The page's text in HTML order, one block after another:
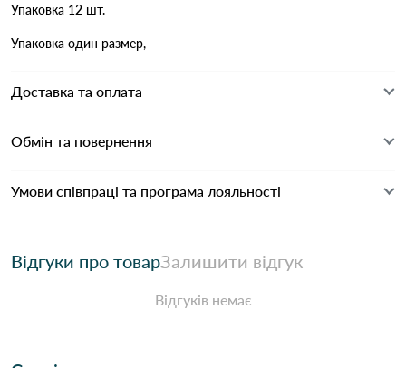
Упаковка 12 шт.
Упаковка один размер,
Доставка та оплата
Обмін та повернення
Умови співпраці та програма лояльності
Відгуки про товарЗалишити відгук
Відгуків немає